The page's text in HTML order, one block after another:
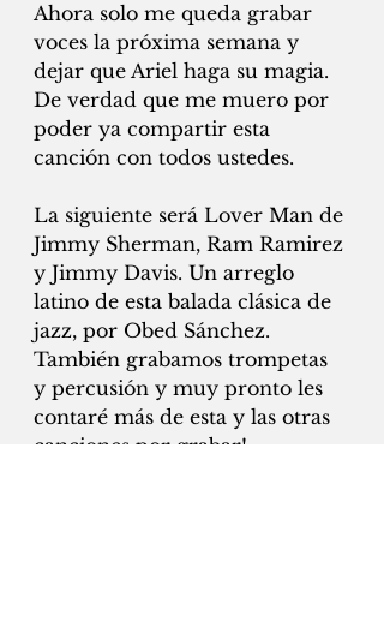
Ahora solo me queda grabar
voces la próxima semana y
dejar que Ariel haga su magia.
De verdad que me muero por
poder ya compartir esta
canción con todos ustedes.
La siguiente será Lover Man de
Jimmy Sherman, Ram Ramirez
y Jimmy Davis. Un arreglo
latino de esta balada clásica de
jazz, por Obed Sánchez.
También grabamos trompetas
y percusión y muy pronto les
contaré más de esta y las otras
canciones por grabar!